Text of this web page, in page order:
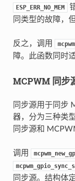
ESP_ERR_NO_MEM
同类型的故障，
反之，调用
障。此函数同时
MCPWM 同步
同步源用于同步
器，分为三种类
同步源和
调用
同步源。结构体